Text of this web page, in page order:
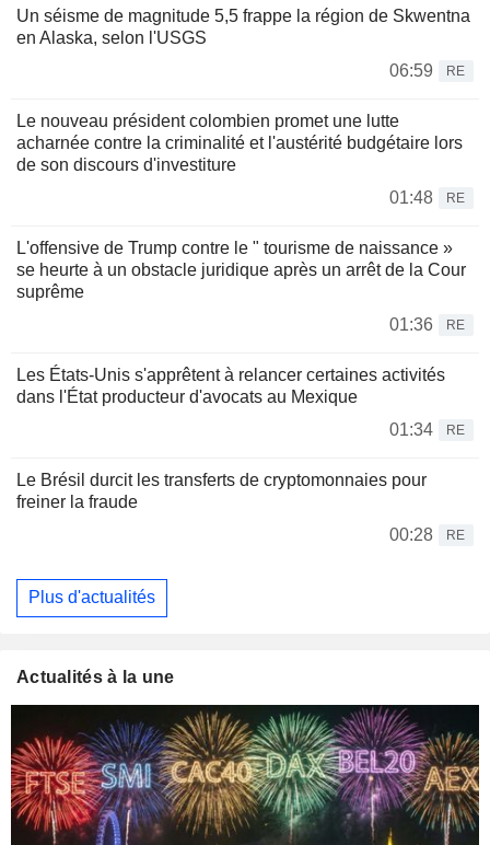
Un séisme de magnitude 5,5 frappe la région de Skwentna
en Alaska, selon l'USGS
06:59
RE
Le nouveau président colombien promet une lutte
acharnée contre la criminalité et l'austérité budgétaire lors
de son discours d'investiture
01:48
RE
L'offensive de Trump contre le " tourisme de naissance »
se heurte à un obstacle juridique après un arrêt de la Cour
suprême
01:36
RE
Les États-Unis s'apprêtent à relancer certaines activités
dans l'État producteur d'avocats au Mexique
01:34
RE
Le Brésil durcit les transferts de cryptomonnaies pour
freiner la fraude
00:28
RE
Plus d'actualités
Actualités à la une